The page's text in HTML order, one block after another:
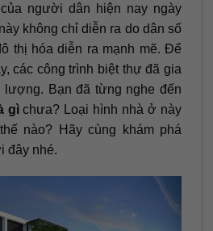
người dân hiện nay ngày
không chỉ diễn ra do dân số
thị hóa diễn ra mạnh mẽ. Để
các công trình biệt thự đã gia
lượng. Bạn đã từng nghe đến
gìchưa? Loại hình nhà ở này
nào? Hãy cùng khám phá
đây nhé.